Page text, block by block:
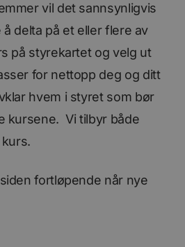
vil det sannsynligvis
delta på et eller flere av
på styrekartet og velg ut
for nettopp deg og ditt
hvem i styret som bør
kursene. Vi tilbyr både
fortløpende når nye